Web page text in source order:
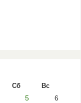
Сб Вс
5
6